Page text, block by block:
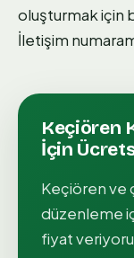
oluşturmak için
İletişim
Keçiören
İçin
Keçiörenve
düzenleme
fiyat